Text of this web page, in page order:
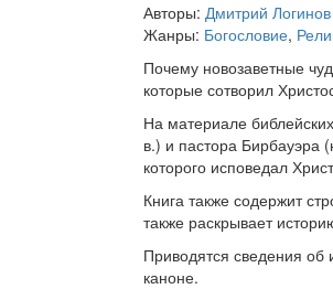
Авторы: Дмитрий Логинов
Жанры: Богословие,
Почему новозаветные
которые сотворил
На материале
в.) и пастора Бирбауэра
которого исповедал
Книга также содержит
также раскрывает
Приводятся сведения об
каноне.